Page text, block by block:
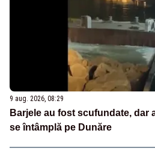
9 aug. 2026, 08:29
Barjele au fost scufundate, dar
se întâmplă pe Dunăre